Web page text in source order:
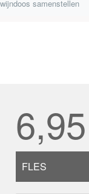
samenstellen
6,95
FLES